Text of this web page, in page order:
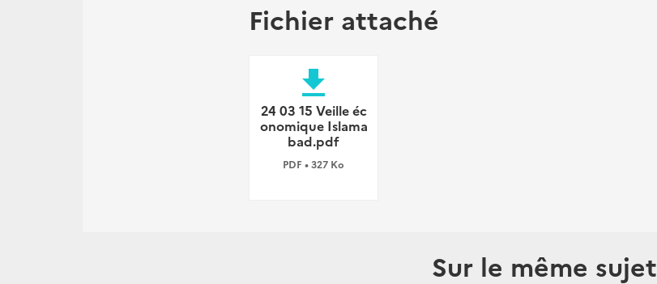
Fichier attaché
file_download
24 03 15 Veille éc
onomique Islama
bad.pdf
PDF • 327 Ko
Sur le même sujet